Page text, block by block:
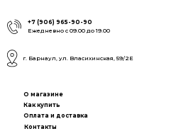
+7 (906) 965-90-90
Ежедневно с 09.00 до 19.00
О магазине
Как купить
Оплата и доставка
Контакты
г. Барнаул, ул. Власихинская, 59/2Е